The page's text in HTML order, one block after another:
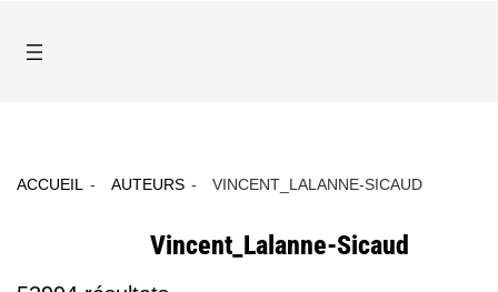
ACCUEIL AUTEURS VINCENT_LALANNE-SICAUD
Vincent_Lalanne-Sicaud